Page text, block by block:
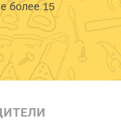
более 15